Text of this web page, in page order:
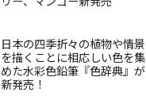
日本の四季折々の植物や情景
を描くことに相応しい色を集
めた水彩色鉛筆『色辞典』が
新発売！